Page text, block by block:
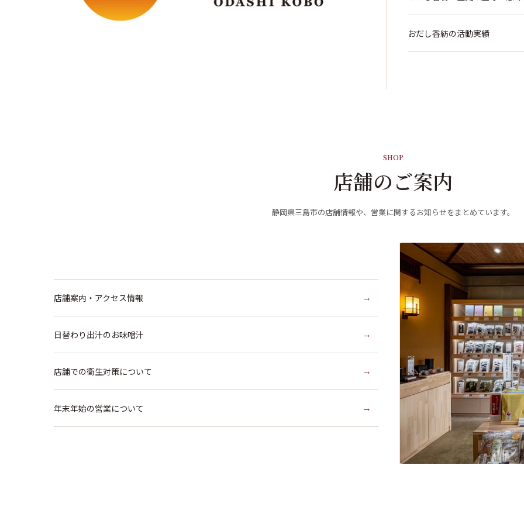
おだし香紡の活動実績
SHOP
店舗のご案内
静岡県三島市の店舗情報や、営業に関するお知らせをまとめています。
店舗案内・アクセス情報 →
日替わり出汁のお味噌汁 →
店舗での衛生対策について →
年末年始の営業について →